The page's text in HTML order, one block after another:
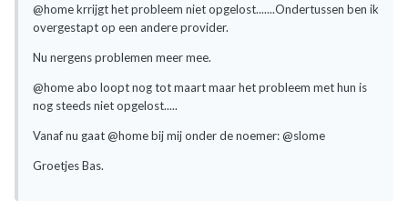
@home krrijgt het probleem niet opgelost.......Ondertussen ben ik
overgestapt op een andere provider.
Nu nergens problemen meer mee.
@home abo loopt nog tot maart maar het probleem met hun is
nog steeds niet opgelost.....
Vanaf nu gaat @home bij mij onder de noemer: @slome
Groetjes Bas.